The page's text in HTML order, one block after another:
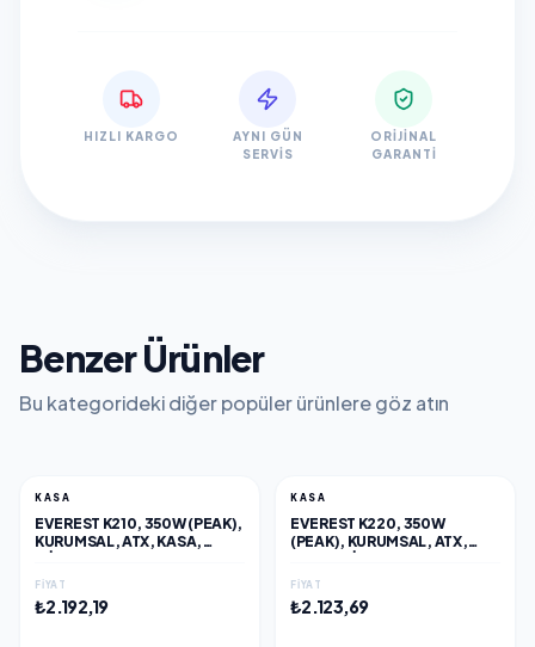
HIZLI KARGO
AYNI GÜN
SERVIS
ORIJINAL
GARANTI
Benzer Ürünler
Bu kategorideki diğer popüler ürünlere göz atın
KASA
EVEREST K210, 350W (PEAK),
KURUMSAL, ATX, KASA,
FIYAT
₺2.192,19
KASA
EVEREST K220, 350W
(PEAK), KURUMSAL, ATX,
FIYAT
₺2.123,69